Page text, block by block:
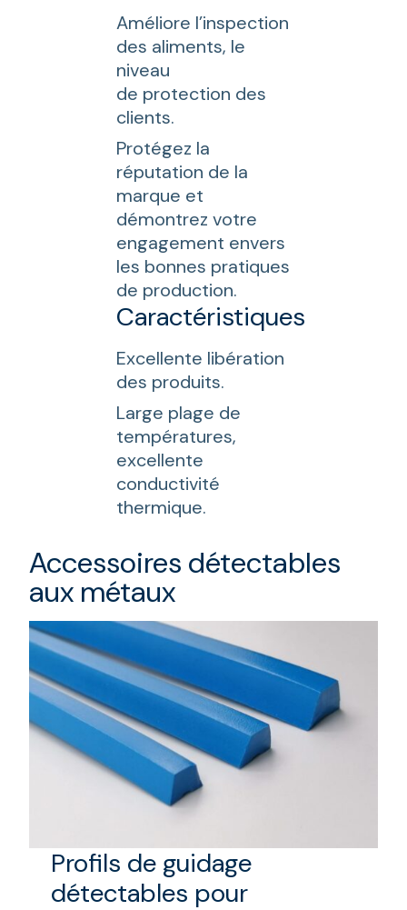
Améliore l’inspection
des aliments, le
niveau
de protection des
clients.
Protégez la
réputation de la
marque et
démontrez votre
engagement envers
les bonnes pratiques
de production.
Caractéristiques
Excellente libération
des produits.
Large plage de
températures,
excellente
conductivité
thermique.
Accessoires détectables
aux métaux
Profils de guidage
détectables pour